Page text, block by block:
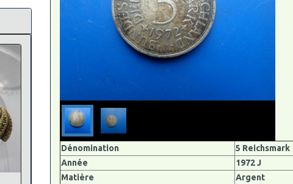
Dénomination
5 Reichsmark
Année
1972 J
Matière
Argent